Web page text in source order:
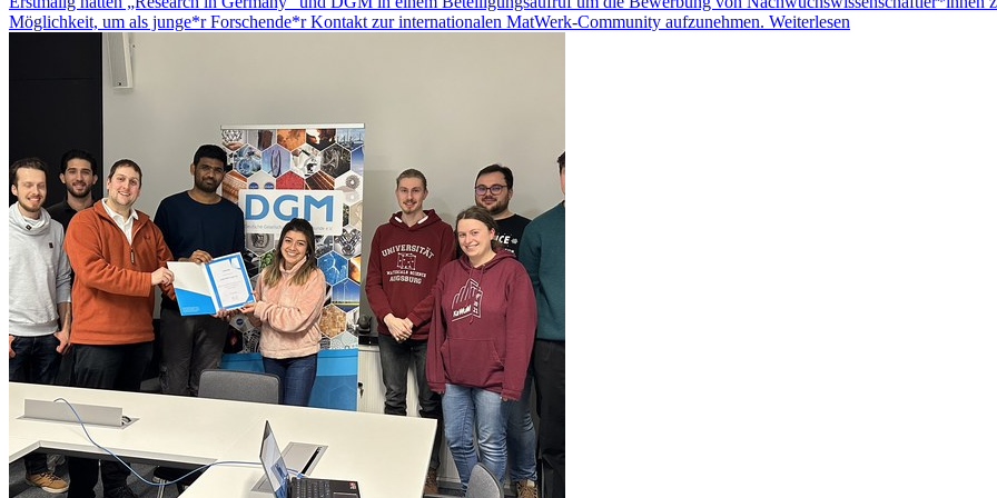
Möglichkeit, um als junge*r Forschende*r Kontakt zur internationalen MatWerk-Community aufzunehmen. Weiterlesen